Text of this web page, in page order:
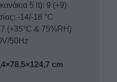
5 lt): 9 (+9)
-14/-18 °C
7 (+35°C & 75%RH)
50Hz
cm